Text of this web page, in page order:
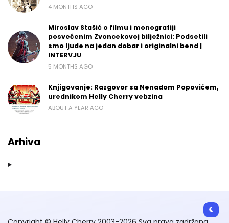
4 MONTHS AGO
Miroslav Stašić o filmu i monografiji
posvećenim Zvoncekovoj bilježnici: Podsetili
smo ljude na jedan dobar i originalni bend |
INTERVJU
5 MONTHS AGO
Knjigovanje: Razgovor sa Nenadom Popovićem,
urednikom Helly Cherry vebzina
ABOUT A YEAR AGO
Arhiva